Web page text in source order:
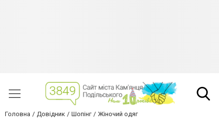
Головна Довідник Шопінг Жіночий одяг